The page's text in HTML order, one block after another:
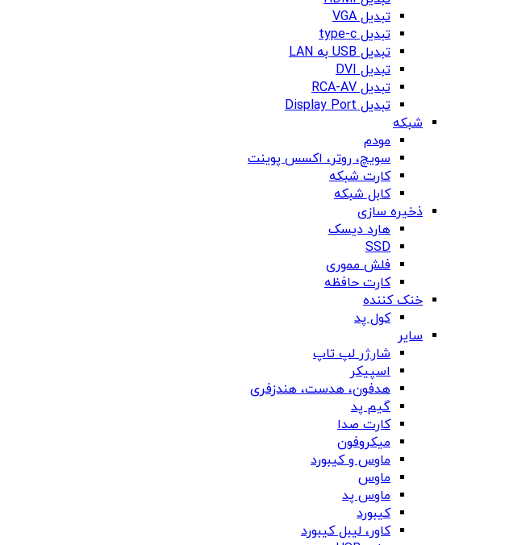
تبدیل VGA
تبدیل type-c
تبدیل USB به LAN
تبدیل DVI
تبدیل RCA-AV
تبدیل Display Port
شبکه
مودم
سویچ، روتر، اکسس پوینت
کارت شبکه
کابل شبکه
ذخیره سازی
هارد دیسک
SSD
فلش مموری
کارت حافظه
خنک کننده
کول پد
سایر
شارژر لپ تاپ
اسپیکر
هدفون، هدست، هندزفری
گیم پد
کارت صدا
میکروفون
ماوس و کیبورد
ماوس
ماوس پد
کیبورد
کاور، لیبل کیبورد